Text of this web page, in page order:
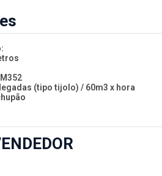
(tipo tijolo) / 60m3 x hora